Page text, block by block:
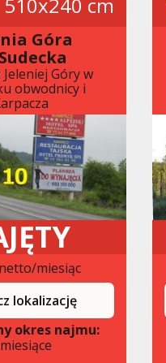
Góra
Jeleniej Góry w
obwodnicy i
netto/miesiąc
lokalizację
okres najmu: